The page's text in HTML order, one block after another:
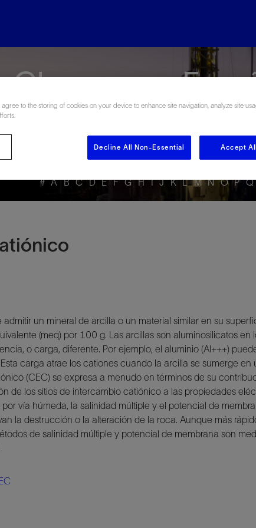
Glossary en
# A B C D E F G H I J K L M N O P Q
un mineral de arcilla o un material similar en su
(meq) por 100 g. Las arcillas son aluminosilicatos en
o carga, diferente. Por ejemplo, el aluminio (Al+++)
carga atrae los cationes cuando la arcilla se sumerge
(CEC) se expresa a menudo en términos de su
de los sitios de intercambio catiónico a las propiedades
vía húmeda, la salinidad múltiple y el potencial de
la destrucción o la alteración de la roca. Aunque más
de salinidad múltiple y potencial de membrana son
agree to the storing of cookies on your device to enhance site navigation, analyze site
Decline All Non-Essential Accept All